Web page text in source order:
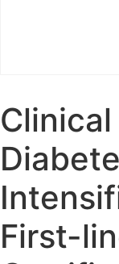
First-